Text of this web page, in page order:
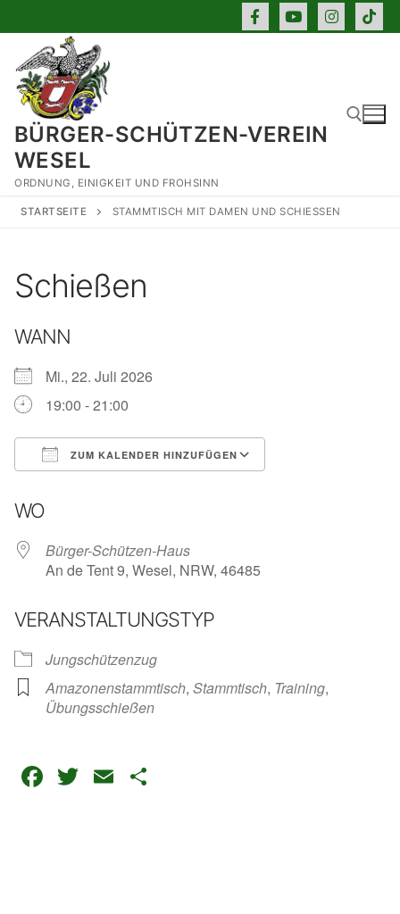
Inhalt
springen
BÜRGER-SCHÜTZEN-VEREIN
WESEL
ORDNUNG, EINIGKEIT UND FROHSINN
Suchen nach:
STARTSEITE STAMMTISCH MIT DAMEN UND SCHIESSEN
Schießen
WANN
Mi., 22. Juli 2026
19:00 - 21:00
ZUM KALENDER HINZUFÜGEN
WO
Bürger-Schützen-Haus
An de Tent 9, Wesel, NRW, 46485
VERANSTALTUNGSTYP
Jungschützenzug
Amazonenstammtisch, Stammtisch, Training,
Übungsschießen
Facebook
Twitter
Email